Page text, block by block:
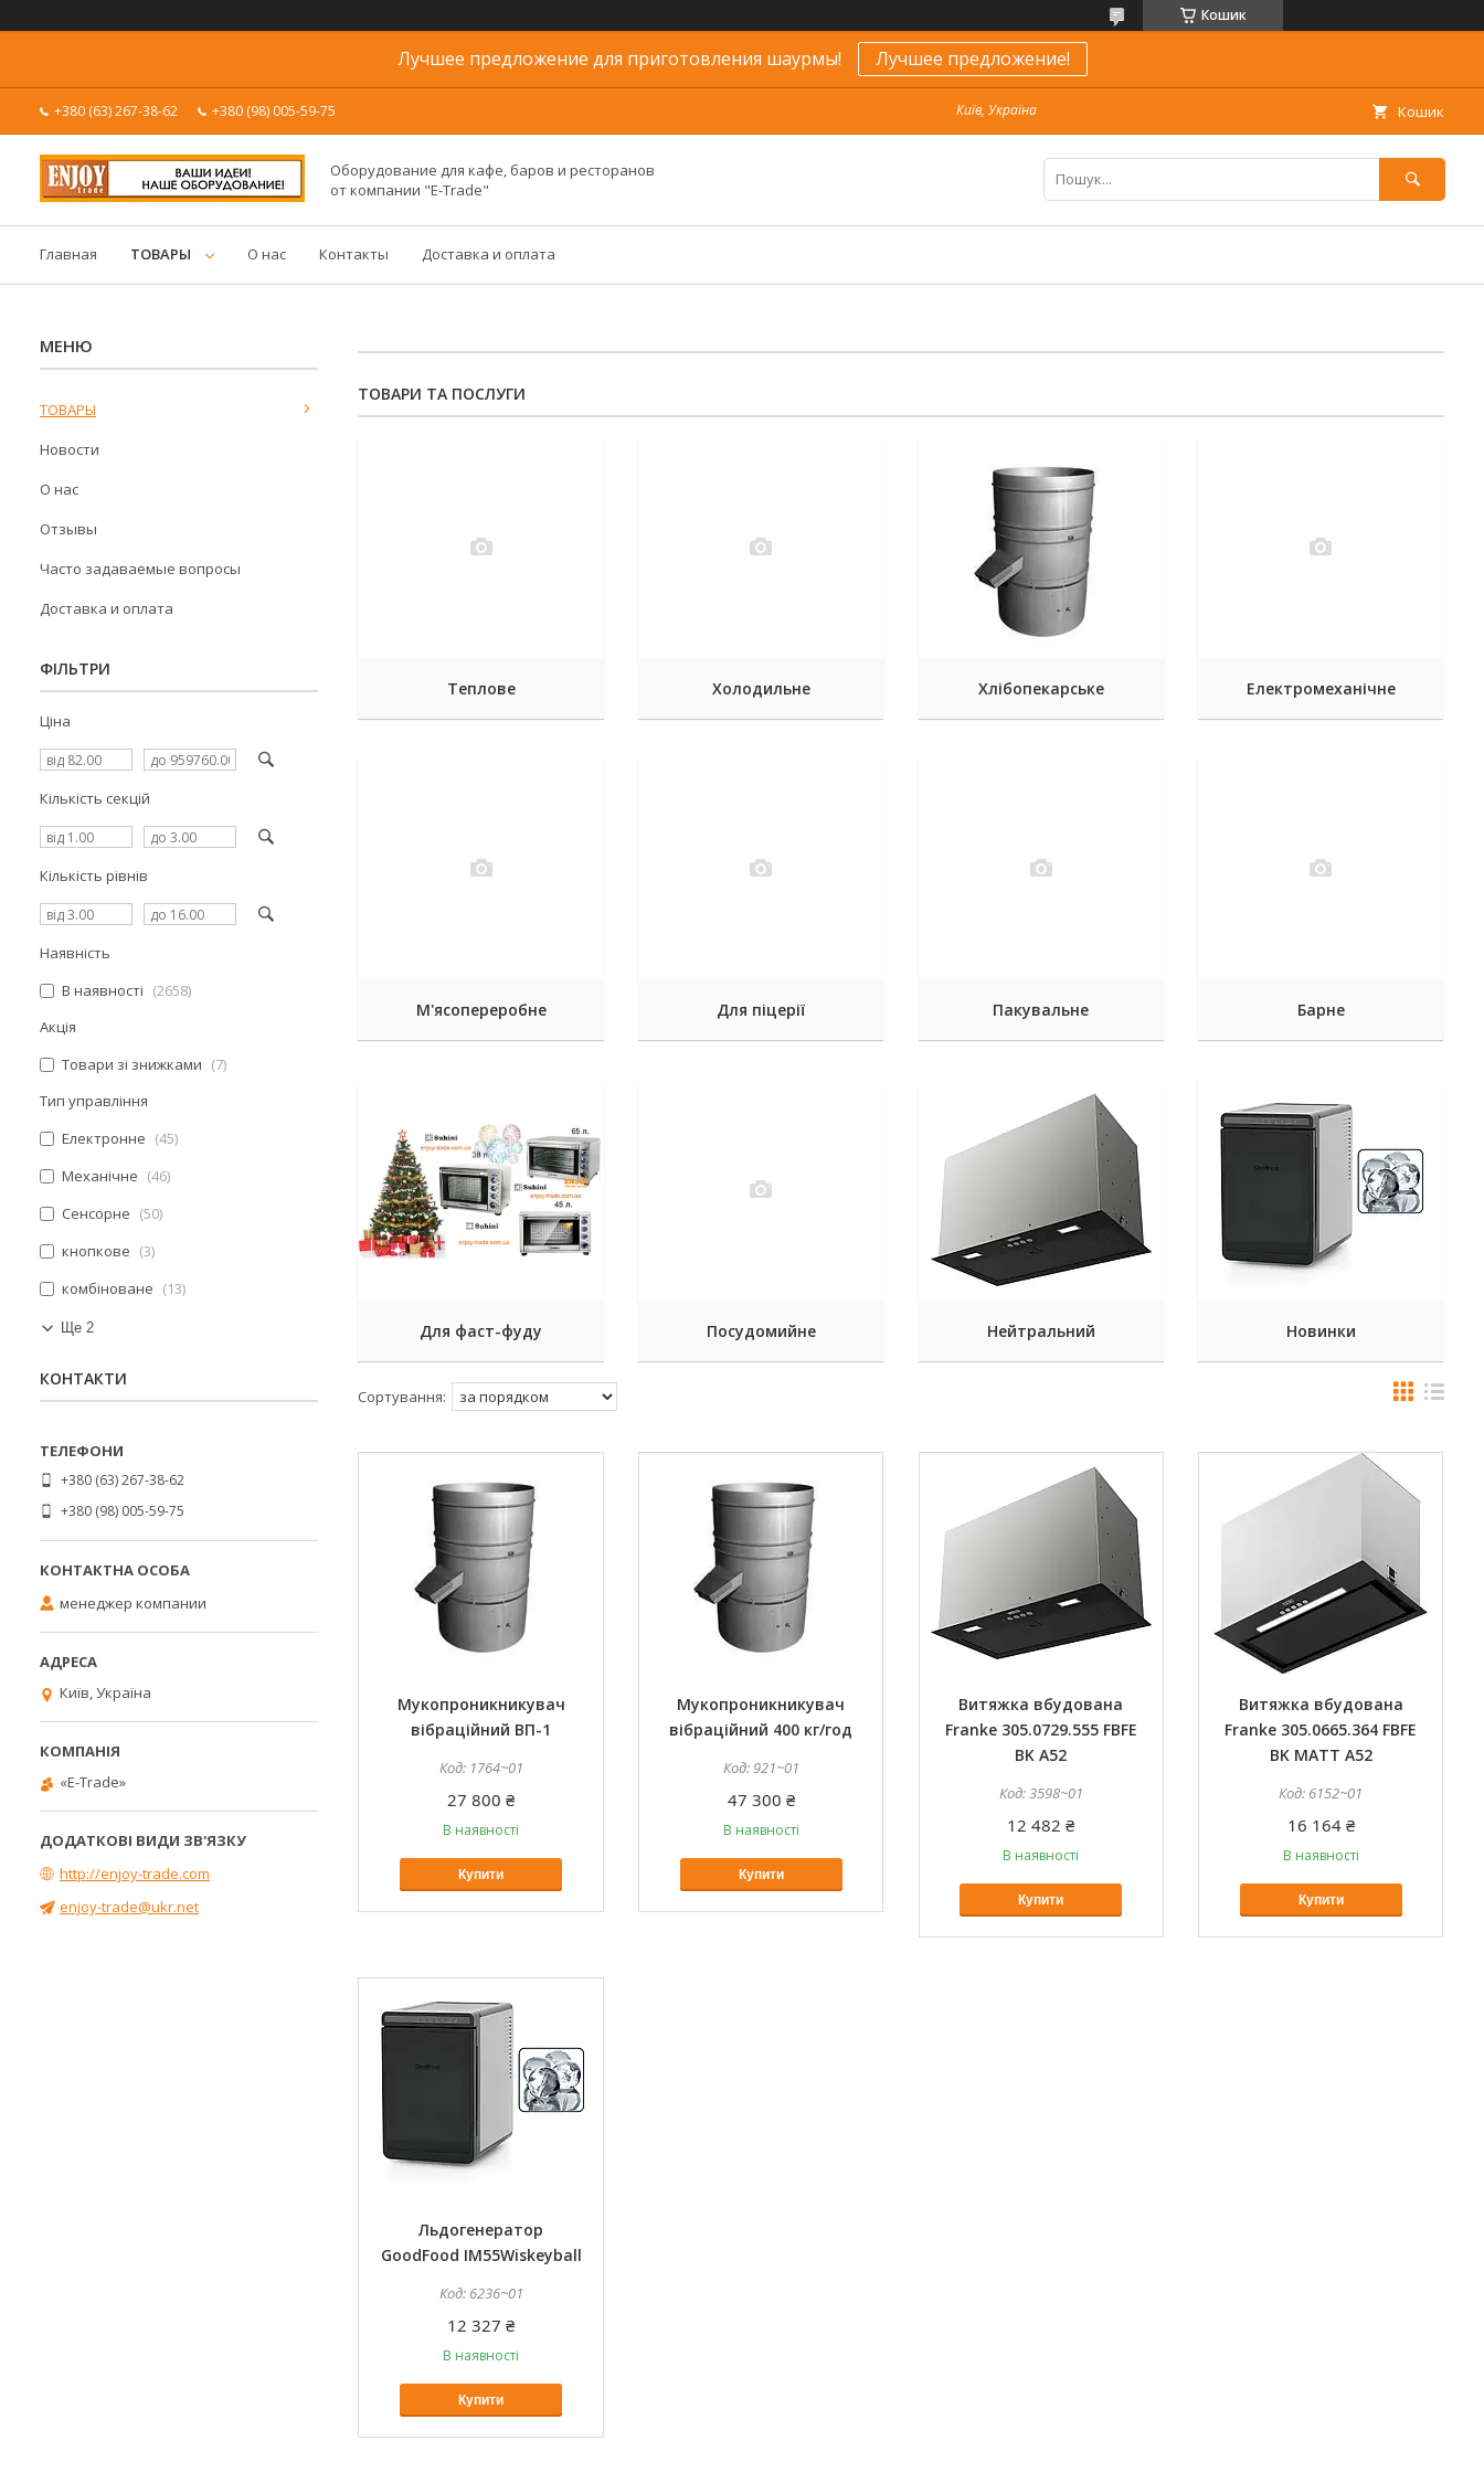
Кошик
Лучшее предложение для приготовления шаурмы! Лучшее предложение!
+380 (63) 267-38-62 +380 (98) 005-59-75 Київ, Україна Кошик
Оборудование для кафе, баров и ресторанов
от компании "E-Trade"
Главная ТОВАРЫ О нас Контакты Доставка и оплата
ТОВАРИ ТА ПОСЛУГИ
Теплове Холодильне Хлібопекарське Електромеханічне
М'ясопереробне Для піцерії Пакувальне Барне
Для фаст-фуду Посудомийне Нейтральний Новинки
Мукопроникникувач
вібраційний ВП-1
1764~01
27 800 ₴
В наявності
Купити
Мукопроникникувач
вібраційний 400 кг/год
921~01
47 300 ₴
В наявності
Купити
Витяжка вбудована
Franke 305.0729.555 FBFE
BK A52
3598~01
12 482 ₴
В наявності
Купити
Витяжка вбудована
Franke 305.0665.364 FBFE
BK MATT A52
6152~01
16 164 ₴
В наявності
Купити
Льдогенератор
GoodFood IM55Wiskeyball
6236~01
12 327 ₴
В наявності
Купити
ТОВАРЫ
Новости
О нас
Отзывы
Часто задаваемые вопросы
Доставка и оплата
ФІЛЬТРИ
Ціна
Кількість секцій
Кількість рівнів
Наявність
В наявності
2658
Акція
Товари зі знижками
7
Тип управління
Електронне
45
Механічне
46
Сенсорне
50
кнопкове
3
комбіноване
13
Ще 2
КОНТАКТИ
+380 (63) 267-38-62
+380 (98) 005-59-75
менеджер компании
Київ, Україна
«E-Trade»
http://enjoy-trade.com
enjoy-trade@ukr.net